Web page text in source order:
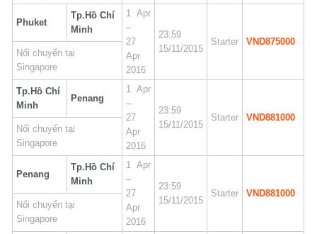
Phuket
Tp.Hồ Chí
Minh
1 Apr
–
27
Apr
2016
23:59
15/11/2015
Starter
VND875000
Nối chuyến tại
Singapore
Tp.Hồ Chí
Minh
Penang
1 Apr
–
27
Apr
2016
23:59
15/11/2015
Starter
VND881000
Nối chuyến tại
Singapore
Penang
Tp.Hồ Chí
Minh
1 Apr
–
27
Apr
2016
23:59
15/11/2015
Starter
VND881000
Nối chuyến tại
Singapore